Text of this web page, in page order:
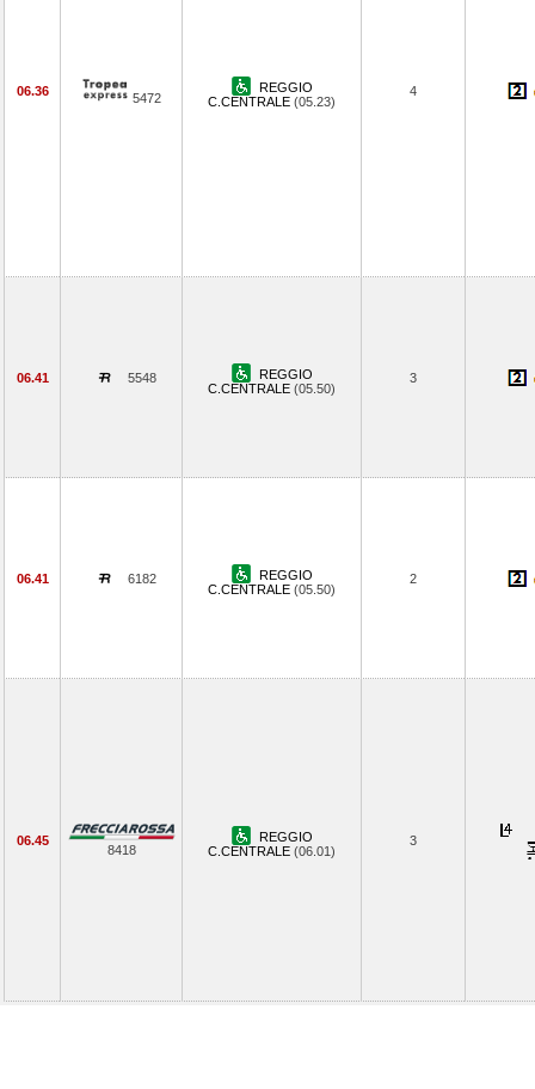
06.36 5472
REGGIO
C.CENTRALE (05.23)
4
06.41 5548
REGGIO
C.CENTRALE (05.50)
3
06.41 6182
REGGIO
C.CENTRALE (05.50)
2
06.45
8418
REGGIO
C.CENTRALE (06.01)
3